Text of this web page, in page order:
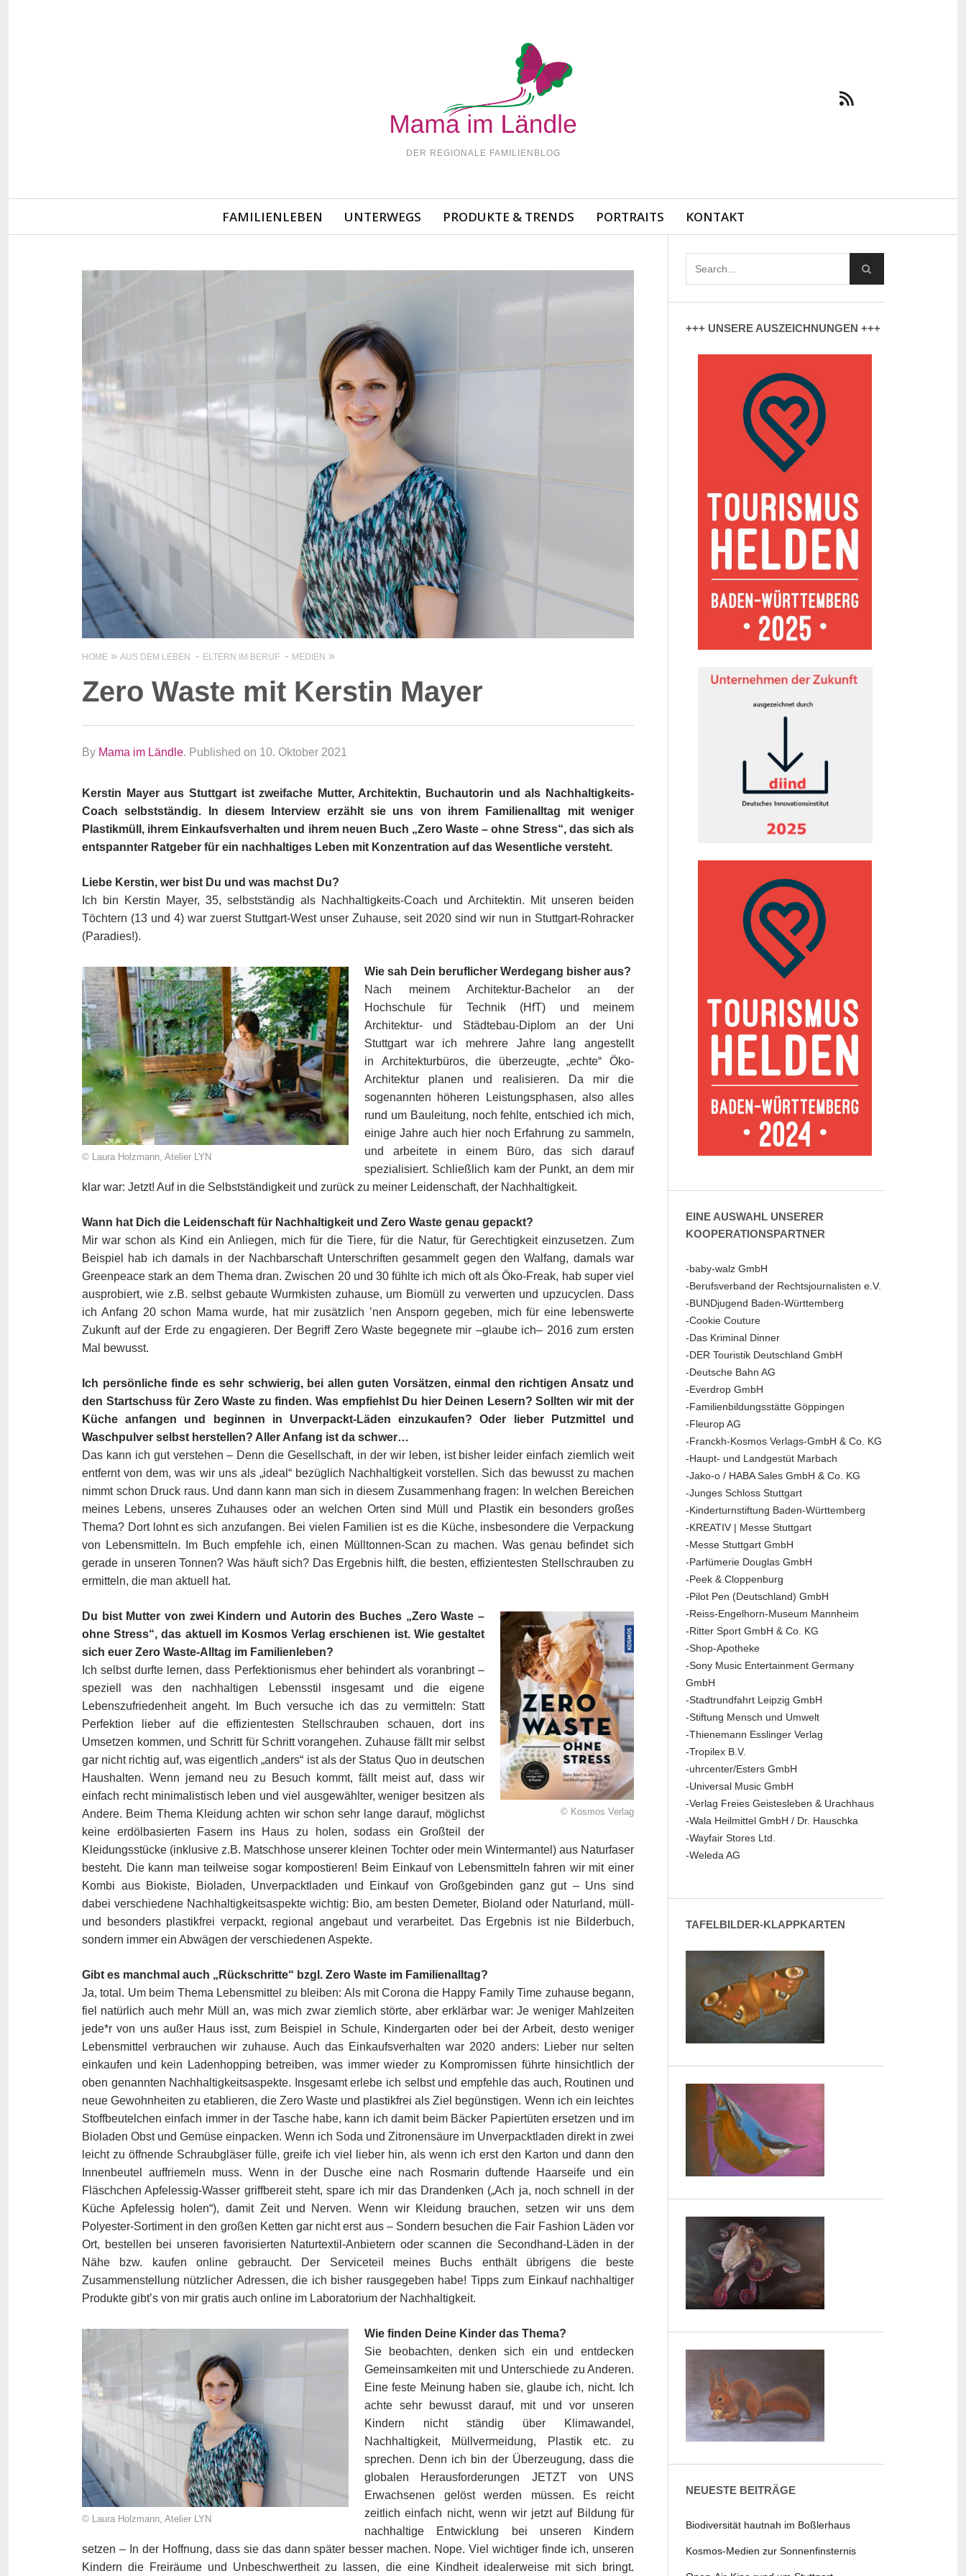
DER REGIONALE FAMILIENBLOG
Navigation
FAMILIENLEBEN UNTERWEGS PRODUKTE & TRENDS PORTRAITS KONTAKT
HOME AUS DEM LEBEN ELTERN IM BERUF MEDIEN
Zero Waste mit Kerstin Mayer
By Mama im Ländle. Published on 10. Oktober 2021
Kerstin Mayer aus Stuttgart ist zweifache Mutter, Architektin, Buchautorin und als Nachhaltigkeits-
Coach selbstständig. In diesem Interview erzählt sie uns von ihrem Familienalltag mit weniger
Plastikmüll, ihrem Einkaufsverhalten und ihrem neuen Buch „Zero Waste – ohne Stress“, das sich als
entspannter Ratgeber für ein nachhaltiges Leben mit Konzentration auf das Wesentliche versteht.
Liebe Kerstin, wer bist Du und was machst Du?
Ich bin Kerstin Mayer, 35, selbstständig als Nachhaltigkeits-Coach und Architektin. Mit unseren beiden
Töchtern (13 und 4) war zuerst Stuttgart-West unser Zuhause, seit 2020 sind wir nun in Stuttgart-Rohracker
(Paradies!).
© Laura Holzmann, Atelier LYN
Wie sah Dein beruflicher Werdegang bisher aus?
Nach meinem Architektur-Bachelor an der
Hochschule für Technik (HfT) und meinem
Architektur- und Städtebau-Diplom an der Uni
Stuttgart war ich mehrere Jahre lang angestellt
in Architekturbüros, die überzeugte, „echte“ Öko-
Architektur planen und realisieren. Da mir die
sogenannten höheren Leistungsphasen, also alles
rund um Bauleitung, noch fehlte, entschied ich mich,
einige Jahre auch hier noch Erfahrung zu sammeln,
und arbeitete in einem Büro, das sich darauf
spezialisiert. Schließlich kam der Punkt, an dem mir
klar war: Jetzt! Auf in die Selbstständigkeit und zurück zu meiner Leidenschaft, der Nachhaltigkeit.
Wann hat Dich die Leidenschaft für Nachhaltigkeit und Zero Waste genau gepackt?
Mir war schon als Kind ein Anliegen, mich für die Tiere, für die Natur, für Gerechtigkeit einzusetzen. Zum
Beispiel hab ich damals in der Nachbarschaft Unterschriften gesammelt gegen den Walfang, damals war
Greenpeace stark an dem Thema dran. Zwischen 20 und 30 fühlte ich mich oft als Öko-Freak, hab super viel
ausprobiert, wie z.B. selbst gebaute Wurmkisten zuhause, um Biomüll zu verwerten und upzucyclen. Dass
ich Anfang 20 schon Mama wurde, hat mir zusätzlich ’nen Ansporn gegeben, mich für eine lebenswerte
Zukunft auf der Erde zu engagieren. Der Begriff Zero Waste begegnete mir –glaube ich– 2016 zum ersten
Mal bewusst.
Ich persönliche finde es sehr schwierig, bei allen guten Vorsätzen, einmal den richtigen Ansatz und
den Startschuss für Zero Waste zu finden. Was empfiehlst Du hier Deinen Lesern? Sollten wir mit der
Küche anfangen und beginnen in Unverpackt-Läden einzukaufen? Oder lieber Putzmittel und
Waschpulver selbst herstellen? Aller Anfang ist da schwer…
Das kann ich gut verstehen – Denn die Gesellschaft, in der wir leben, ist bisher leider einfach ziemlich weit
entfernt von dem, was wir uns als „ideal“ bezüglich Nachhaltigkeit vorstellen. Sich das bewusst zu machen
nimmt schon Druck raus. Und dann kann man sich in diesem Zusammenhang fragen: In welchen Bereichen
meines Lebens, unseres Zuhauses oder an welchen Orten sind Müll und Plastik ein besonders großes
Thema? Dort lohnt es sich anzufangen. Bei vielen Familien ist es die Küche, insbesondere die Verpackung
von Lebensmitteln. Im Buch empfehle ich, einen Mülltonnen-Scan zu machen. Was genau befindet sich
gerade in unseren Tonnen? Was häuft sich? Das Ergebnis hilft, die besten, effizientesten Stellschrauben zu
ermitteln, die man aktuell hat.
© Kosmos Verlag
Du bist Mutter von zwei Kindern und Autorin des Buches „Zero Waste –
ohne Stress“, das aktuell im Kosmos Verlag erschienen ist. Wie gestaltet
sich euer Zero Waste-Alltag im Familienleben?
Ich selbst durfte lernen, dass Perfektionismus eher behindert als voranbringt –
speziell was den nachhaltigen Lebensstil insgesamt und die eigene
Lebenszufriedenheit angeht. Im Buch versuche ich das zu vermitteln: Statt
Perfektion lieber auf die effizientesten Stellschrauben schauen, dort ins
Umsetzen kommen, und Schritt für Schritt vorangehen. Zuhause fällt mir selbst
gar nicht richtig auf, was eigentlich „anders“ ist als der Status Quo in deutschen
Haushalten. Wenn jemand neu zu Besuch kommt, fällt meist auf, dass wir
einfach recht minimalistisch leben und viel ausgewählter, weniger besitzen als
Andere. Beim Thema Kleidung achten wir schon sehr lange darauf, möglichst
keine erdölbasierten Fasern ins Haus zu holen, sodass ein Großteil der
Kleidungsstücke (inklusive z.B. Matschhose unserer kleinen Tochter oder mein Wintermantel) aus Naturfaser
besteht. Die kann man teilweise sogar kompostieren! Beim Einkauf von Lebensmitteln fahren wir mit einer
Kombi aus Biokiste, Bioladen, Unverpacktladen und Einkauf von Großgebinden ganz gut – Uns sind
dabei verschiedene Nachhaltigkeitsaspekte wichtig: Bio, am besten Demeter, Bioland oder Naturland, müll-
und besonders plastikfrei verpackt, regional angebaut und verarbeitet. Das Ergebnis ist nie Bilderbuch,
sondern immer ein Abwägen der verschiedenen Aspekte.
Gibt es manchmal auch „Rückschritte“ bzgl. Zero Waste im Familienalltag?
Ja, total. Um beim Thema Lebensmittel zu bleiben: Als mit Corona die Happy Family Time zuhause begann,
fiel natürlich auch mehr Müll an, was mich zwar ziemlich störte, aber erklärbar war: Je weniger Mahlzeiten
jede*r von uns außer Haus isst, zum Beispiel in Schule, Kindergarten oder bei der Arbeit, desto weniger
Lebensmittel verbrauchen wir zuhause. Auch das Einkaufsverhalten war 2020 anders: Lieber nur selten
einkaufen und kein Ladenhopping betreiben, was immer wieder zu Kompromissen führte hinsichtlich der
oben genannten Nachhaltigkeitsaspekte. Insgesamt erlebe ich selbst und empfehle das auch, Routinen und
neue Gewohnheiten zu etablieren, die Zero Waste und plastikfrei als Ziel begünstigen. Wenn ich ein leichtes
Stoffbeutelchen einfach immer in der Tasche habe, kann ich damit beim Bäcker Papiertüten ersetzen und im
Bioladen Obst und Gemüse einpacken. Wenn ich Soda und Zitronensäure im Unverpacktladen direkt in zwei
leicht zu öffnende Schraubgläser fülle, greife ich viel lieber hin, als wenn ich erst den Karton und dann den
Innenbeutel auffriemeln muss. Wenn in der Dusche eine nach Rosmarin duftende Haarseife und ein
Fläschchen Apfelessig-Wasser griffbereit steht, spare ich mir das Drandenken („Ach ja, noch schnell in der
Küche Apfelessig holen“), damit Zeit und Nerven. Wenn wir Kleidung brauchen, setzen wir uns dem
Polyester-Sortiment in den großen Ketten gar nicht erst aus – Sondern besuchen die Fair Fashion Läden vor
Ort, bestellen bei unseren favorisierten Naturtextil-Anbietern oder scannen die Secondhand-Läden in der
Nähe bzw. kaufen online gebraucht. Der Serviceteil meines Buchs enthält übrigens die beste
Zusammenstellung nützlicher Adressen, die ich bisher rausgegeben habe! Tipps zum Einkauf nachhaltiger
Produkte gibt’s von mir gratis auch online im Laboratorium der Nachhaltigkeit.
© Laura Holzmann, Atelier LYN
Wie finden Deine Kinder das Thema?
Sie beobachten, denken sich ein und entdecken
Gemeinsamkeiten mit und Unterschiede zu Anderen.
Eine feste Meinung haben sie, glaube ich, nicht. Ich
achte sehr bewusst darauf, mit und vor unseren
Kindern nicht ständig über Klimawandel,
Nachhaltigkeit, Müllvermeidung, Plastik etc. zu
sprechen. Denn ich bin der Überzeugung, dass die
globalen Herausforderungen JETZT von UNS
Erwachsenen gelöst werden müssen. Es reicht
zeitlich einfach nicht, wenn wir jetzt auf Bildung für
nachhaltige Entwicklung bei unseren Kindern
setzen – In der Hoffnung, dass sie das dann später besser machen. Nope. Viel wichtiger finde ich, unseren
Kindern die Freiräume und Unbeschwertheit zu lassen, die eine Kindheit idealerweise mit sich bringt.
+++ UNSERE AUSZEICHNUNGEN +++
EINE AUSWAHL UNSERER
KOOPERATIONSPARTNER
-baby-walz GmbH
-Berufsverband der Rechtsjournalisten e.V.
-BUNDjugend Baden-Württemberg
-Cookie Couture
-Das Kriminal Dinner
-DER Touristik Deutschland GmbH
-Deutsche Bahn AG
-Everdrop GmbH
-Familienbildungsstätte Göppingen
-Fleurop AG
-Franckh-Kosmos Verlags-GmbH & Co. KG
-Haupt- und Landgestüt Marbach
-Jako-o / HABA Sales GmbH & Co. KG
-Junges Schloss Stuttgart
-Kinderturnstiftung Baden-Württemberg
-KREATIV | Messe Stuttgart
-Messe Stuttgart GmbH
-Parfümerie Douglas GmbH
-Peek & Cloppenburg
-Pilot Pen (Deutschland) GmbH
-Reiss-Engelhorn-Museum Mannheim
-Ritter Sport GmbH & Co. KG
-Shop-Apotheke
-Sony Music Entertainment Germany
GmbH
-Stadtrundfahrt Leipzig GmbH
-Stiftung Mensch und Umwelt
-Thienemann Esslinger Verlag
-Tropilex B.V.
-uhrcenter/Esters GmbH
-Universal Music GmbH
-Verlag Freies Geistesleben & Urachhaus
-Wala Heilmittel GmbH / Dr. Hauschka
-Wayfair Stores Ltd.
-Weleda AG
TAFELBILDER-KLAPPKARTEN
NEUESTE BEITRÄGE
Biodiversität hautnah im Boßlerhaus
Kosmos-Medien zur Sonnenfinsternis